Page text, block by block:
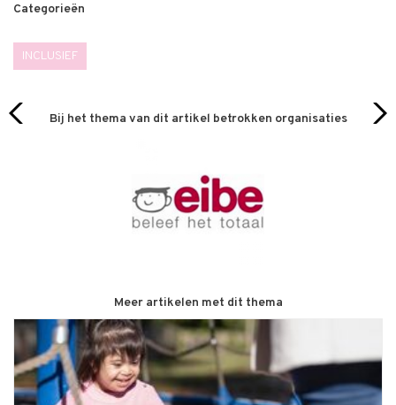
Categorieën
INCLUSIEF
Bij het thema van dit artikel betrokken organisaties
Meer artikelen met dit thema